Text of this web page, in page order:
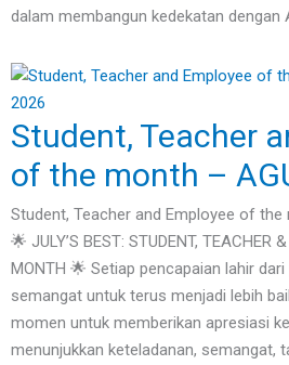
dalam membangun kedekatan dengan
Student, Teacher
of the month –
Student, Teacher and Employee of the
🌟 JULY’S BEST: STUDENT, TEACHER
MONTH 🌟 Setiap pencapaian lahir
semangat untuk terus menjadi lebih
momen untuk memberikan apresiasi
menunjukkan keteladanan, semangat,